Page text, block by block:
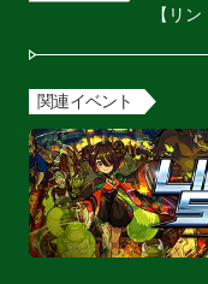
【リ
関連イベント